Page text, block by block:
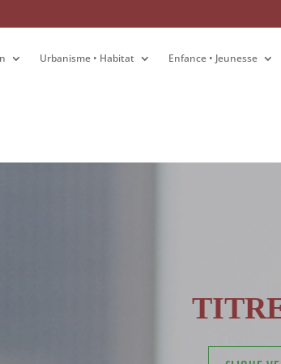
Urbanisme • Habitat Enfance • Jeunesse
Urbanisme • Habitat Enfance • Jeunesse